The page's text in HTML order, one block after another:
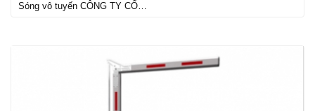
Sóng vô tuyến CÔNG TY CỔ…